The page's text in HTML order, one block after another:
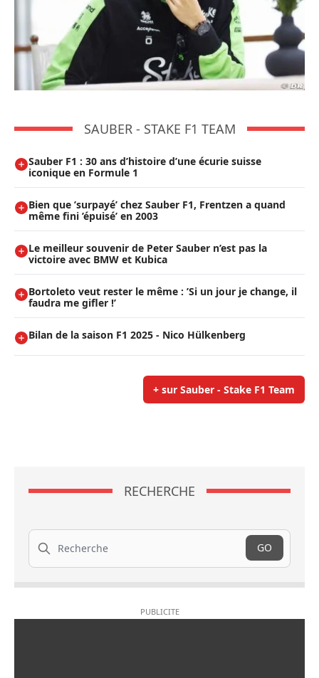
SAUBER - STAKE F1 TEAM
Sauber F1 : 30 ans d’histoire d’une écurie suisse
iconique en Formule 1
Bien que ’surpayé’ chez Sauber F1, Frentzen a quand
même fini ’épuisé’ en 2003
Le meilleur souvenir de Peter Sauber n’est pas la
victoire avec BMW et Kubica
Bortoleto veut rester le même : ’Si un jour je change, il
faudra me gifler !’
Bilan de la saison F1 2025 - Nico Hülkenberg
+ sur Sauber - Stake F1 Team
RECHERCHE
Recherche
GO